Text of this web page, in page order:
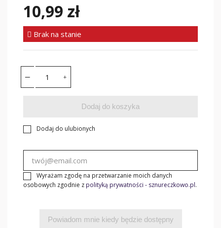
10,99 zł
Brak na stanie
Dodaj do koszyka
Dodaj do ulubionych
Wyrażam zgodę na przetwarzanie moich danych
osobowych zgodnie z polityką prywatności - sznureczkowo.pl.
Powiadom mnie kiedy będzie dostępny